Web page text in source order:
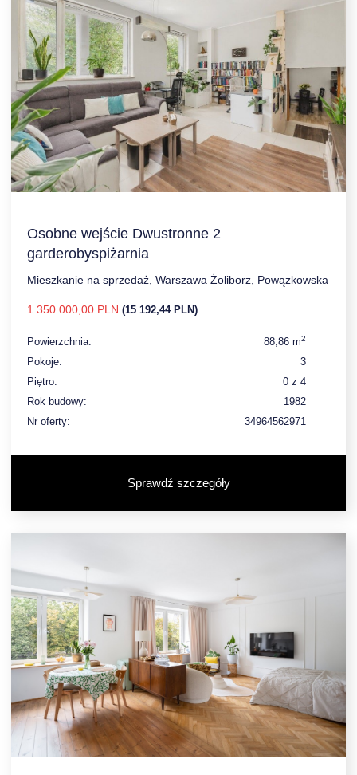
Osobne wejście Dwustronne 2
garderobyspiżarnia
Mieszkanie na sprzedaż, Warszawa Żoliborz, Powązkowska
1 350 000,00 PLN (15 192,44 PLN)
Powierzchnia: 88,86 m2
Pokoje:
3
Piętro:
0 z 4
Rok budowy:
1982
Nr oferty:
34964562971
Sprawdź szczegóły